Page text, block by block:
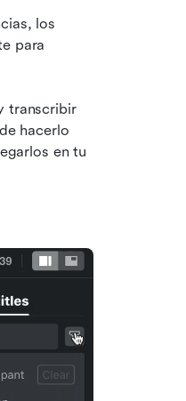
los
para
transcribir
hacerlo
en tu